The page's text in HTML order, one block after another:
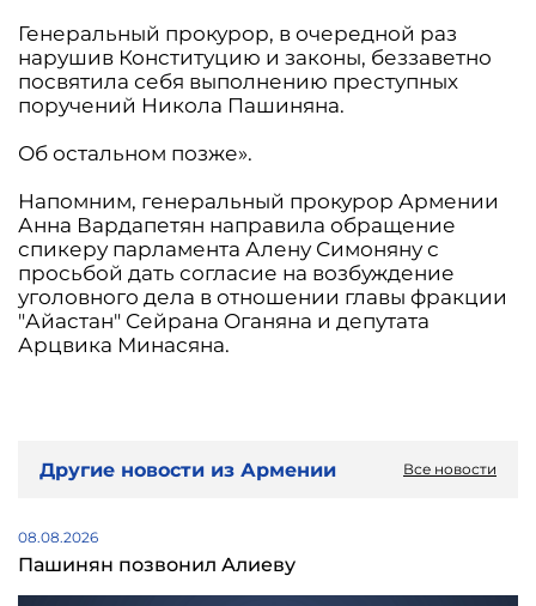
Генеральный прокурор, в очередной раз
нарушив Конституцию и законы, беззаветно
посвятила себя выполнению преступных
поручений Никола Пашиняна.
Об остальном позже».
Напомним, генеральный прокурор Армении
Анна Вардапетян направила обращение
спикеру парламента Алену Симоняну с
просьбой дать согласие на возбуждение
уголовного дела в отношении главы фракции
"Айастан" Сейрана Оганяна и депутата
Арцвика Минасяна.
Другие новости из Армении Все новости
08.08.2026
Пашинян позвонил Алиеву